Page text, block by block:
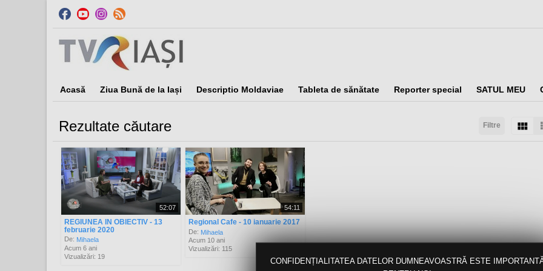
CONFIDENȚIALITATEA DATELOR DUMNEAVOASTRĂ ESTE
Acasă Ziua Bună de la Iași Descriptio Moldaviae Tableta de sănătate Reporter special SATUL MEU
Filtre
Rezultate căutare
Sortaţi după:
52:07
REGIUNEA IN OBIECTIV - 13
februarie 2020
De: Mihaela
Acum 6 ani
Vizualizări: 19
54:11
Regional Cafe - 10 ianuarie 2017
De: Mihaela
Acum 10 ani
Vizualizări: 115